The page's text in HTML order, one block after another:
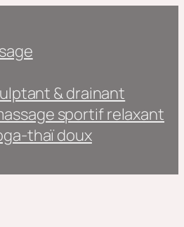
& drainant
sportif relaxant
thaï doux